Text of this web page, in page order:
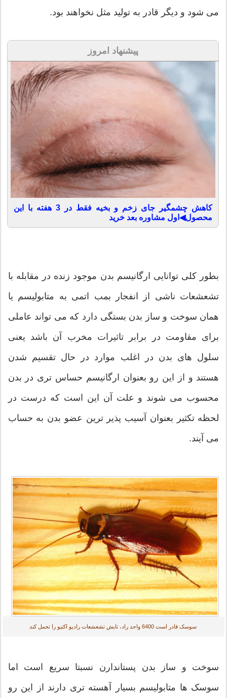
می شود و دیگر قادر به تولید مثل نخواهند بود.
پیشنهاد امروز
کاهش چشمگیر جای زخم و بخیه فقط در 3 هفته با این
محصول◀اول مشاوره بعد خرید
بطور کلی توانایی ارگانیسم بدن موجود زنده در مقابله با
تشعشعات ناشی از انفجار بمب اتمی به متابولیسم یا
همان سوخت و ساز بدن بستگی دارد که می تواند عاملی
برای مقاومت در برابر تاثیرات مخرب آن باشد یعنی
سلول های بدن در اغلب موارد در حال تقسیم شدن
هستند و از این رو بعنوان ارگانیسم حساس تری در بدن
محسوب می شوند و علت آن این است که درست در
لحظه تکثیر بعنوان آسیب پذیر ترین عضو بدن به حساب
می آیند.
سوسک قادر است 6400 واحد راد، تابش تشعشعات رادیو اکتیو را تحمل کند
سوخت و ساز بدن پستاندارن نسبتا سریع است اما
سوسک ها متابولیسم بسیار آهسته تری دارند از این رو